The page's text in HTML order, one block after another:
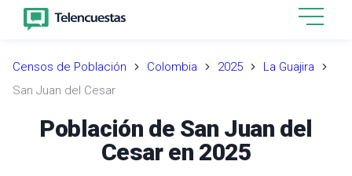
Censos de Población Colombia 2025
La Guajira
San Juan del Cesar
Población de San Juan del
Cesar en 2025